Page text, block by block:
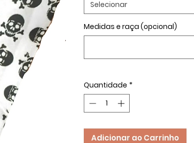
Selecionar
Medidas e raça (opcional)
Quantidade *
Adicionar ao Carrinho